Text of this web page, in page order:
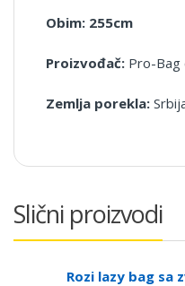
Obim: 255cm
Proizvođač: Pro-Bag
Zemlja porekla:
Slični proizvodi
Rozi lazy bag sa